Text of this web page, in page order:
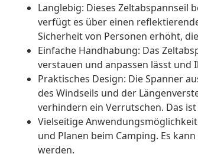
Langlebig: Dieses Zeltabspannseil
verfügt es über einen
Sicherheit von Personen erhöht,
Einfache Handhabung: Das
verstauen und anpassen lässt
Praktisches Design: Die Spanner
des Windseils und der
verhindern ein Verrutschen. Das
Vielseitige
und Planen beim Camping. Es
werden.